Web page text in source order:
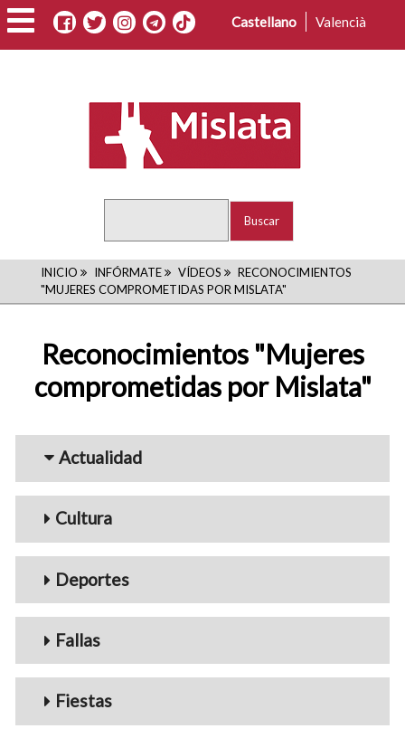
Pasar
al
contenido
Castellano Valencià
RUTA
DE
NAVEGACIÓN
INICIO INFÓRMATE VÍDEOS
RECONOCIMIENTOS
"MUJERES COMPROMETIDAS POR MISLATA"
Reconocimientos "Mujeres
comprometidas por Mislata"
Menu_Videos
Actualidad
Cultura
Deportes
Fallas
Fiestas